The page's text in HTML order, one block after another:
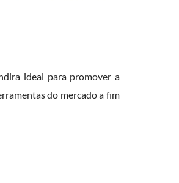
ideal para promover a
do mercado a fim